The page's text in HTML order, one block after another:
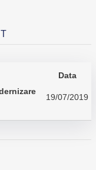
Data
19/07/2019